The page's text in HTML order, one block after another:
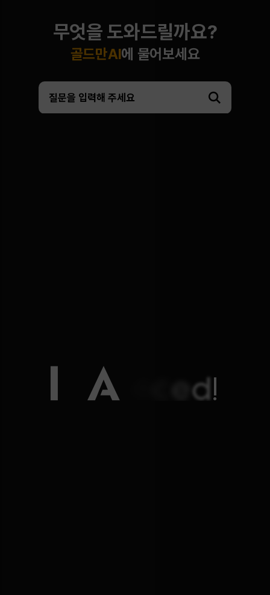
무엇을 도와드릴까요?
골드만AI에 물어보세요
AI와 함께 더 앞선 의료,
골드만 비뇨의학과는 정밀치료에 AI기술을